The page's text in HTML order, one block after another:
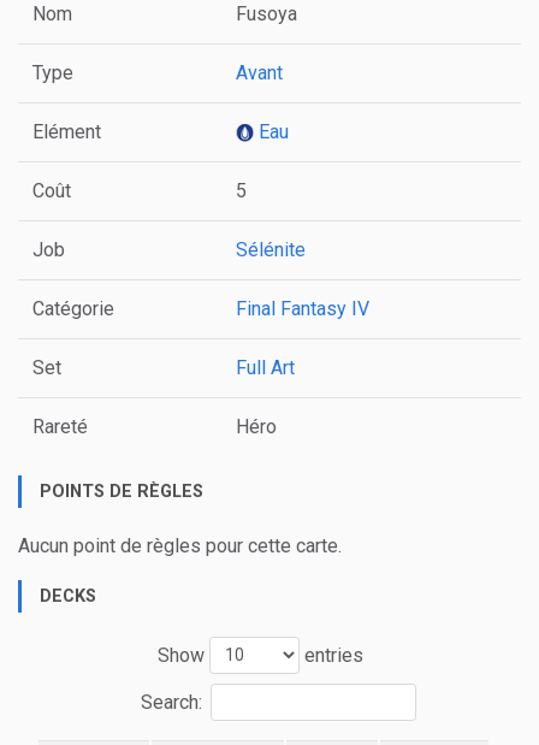
Nom Fusoya
Type Avant
Elément Eau
Coût 5
Job Sélénite
Catégorie Final Fantasy IV
Set Full Art
Rareté Héro
POINTS DE RÈGLES
Aucun point de règles pour cette carte.
DECKS
Show entries
Search: